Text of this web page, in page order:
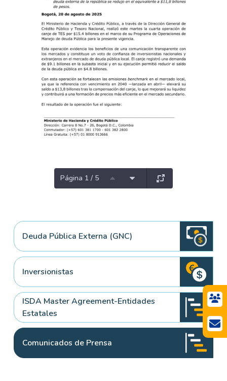
Página 1 / 5
Deuda Pública Externa (GNC)
Inversionistas
ISDA Master Agreement-Entidades
Estatales
Comunicados de Prensa